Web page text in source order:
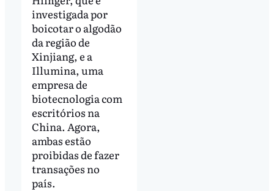
investigada por
boicotar o algodão
da região de
Xinjiang, e a
Illumina, uma
empresa de
biotecnologia com
escritórios na
China. Agora,
ambas estão
proibidas de fazer
transações no
país.